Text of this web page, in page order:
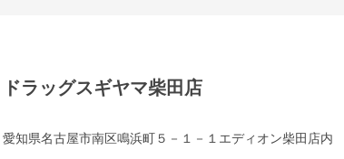
ドラッグスギヤマ柴田店
愛知県名古屋市南区鳴浜町５－１－１エディオン柴田店内